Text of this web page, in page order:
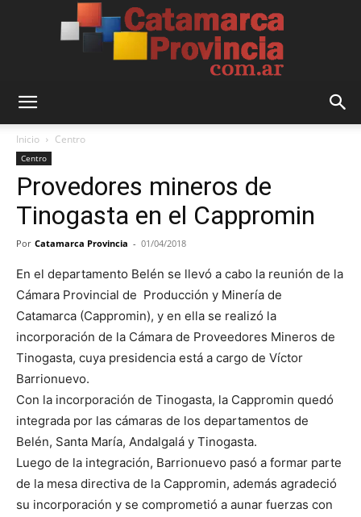
Provincia
Inicio Centro
Centro
Provedores mineros de
Tinogasta en el Cappromin
Por Catamarca Provincia - 01/04/2018
En el departamento Belén se llevó a cabo la reunión de la
Cámara Provincial de Producción y Minería de
Catamarca (Cappromin), y en ella se realizó la
incorporación de la Cámara de Proveedores Mineros de
Tinogasta, cuya presidencia está a cargo de Víctor
Barrionuevo.
Con la incorporación de Tinogasta, la Cappromin quedó
integrada por las cámaras de los departamentos de
Belén, Santa María, Andalgalá y Tinogasta.
Luego de la integración, Barrionuevo pasó a formar parte
de la mesa directiva de la Cappromin, además agradeció
su incorporación y se comprometió a aunar fuerzas con